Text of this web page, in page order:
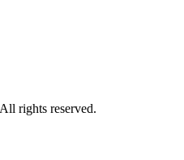
rights reserved.